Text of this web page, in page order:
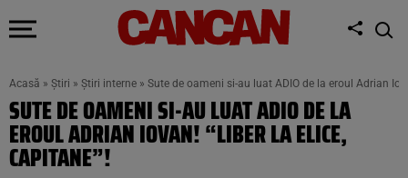
Acasă » Știri » Știri interne » Sute de oameni si-au luat ADIO de la eroul Adrian
SUTE DE OAMENI SI-AU LUAT ADIO DE LA
EROUL ADRIAN IOVAN! “LIBER LA ELICE,
CAPITANE”!